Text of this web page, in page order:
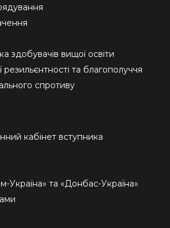
здобувачів вищої освіти
резильєнтності та благополуччя
спротиву
кабінет вступника
Україна» та «Донбас-Україна»